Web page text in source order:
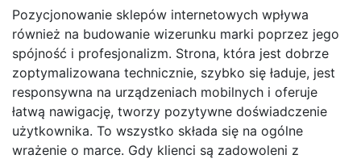
Pozycjonowanie sklepów internetowych wpływa
również na budowanie wizerunku marki poprzez jego
spójność i profesjonalizm. Strona, która jest dobrze
zoptymalizowana technicznie, szybko się ładuje, jest
responsywna na urządzeniach mobilnych i oferuje
łatwą nawigację, tworzy pozytywne doświadczenie
użytkownika. To wszystko składa się na ogólne
wrażenie o marce. Gdy klienci są zadowoleni z